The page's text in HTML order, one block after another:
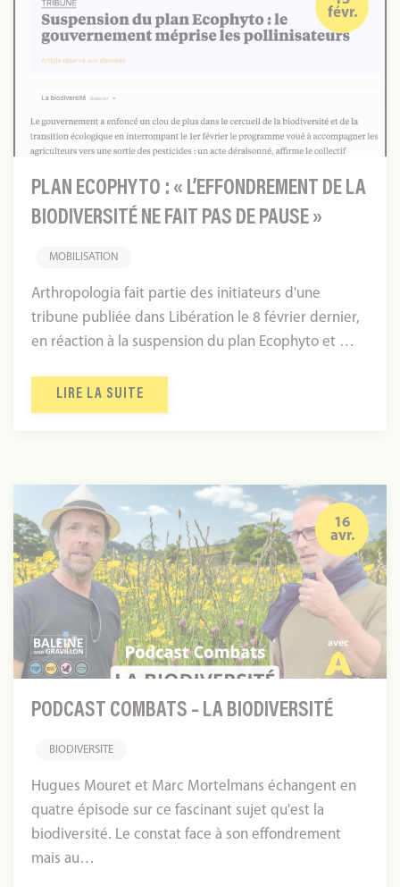
févr.
PLAN ECOPHYTO : « L’EFFONDREMENT DE LA
BIODIVERSITÉ NE FAIT PAS DE PAUSE »
MOBILISATION
Arthropologia fait partie des initiateurs d'une
tribune publiée dans Libération le 8 février dernier,
en réaction à la suspension du plan Ecophyto et …
LIRE LA SUITE
biodiversité
fait
pas
pause
16
avr.
PODCAST COMBATS – LA BIODIVERSITÉ
BIODIVERSITE
Hugues Mouret et Marc Mortelmans échangent en
quatre épisode sur ce fascinant sujet qu'est la
biodiversité. Le constat face à son effondrement
mais au…
Combats
–
La
biodiversité